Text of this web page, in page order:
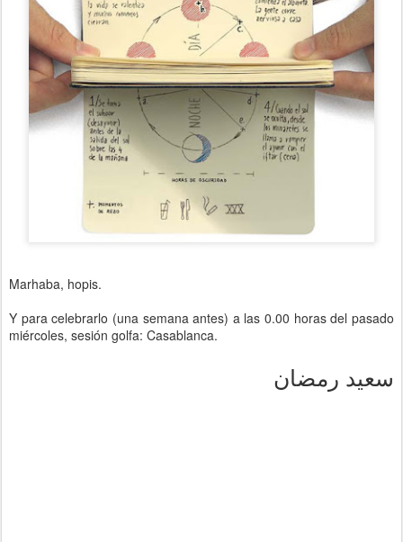
Marhaba, hopis.
Y para celebrarlo (una semana antes) a las 0.00 horas del pasado
miércoles, sesión golfa: Casablanca.
سعيد رمضان